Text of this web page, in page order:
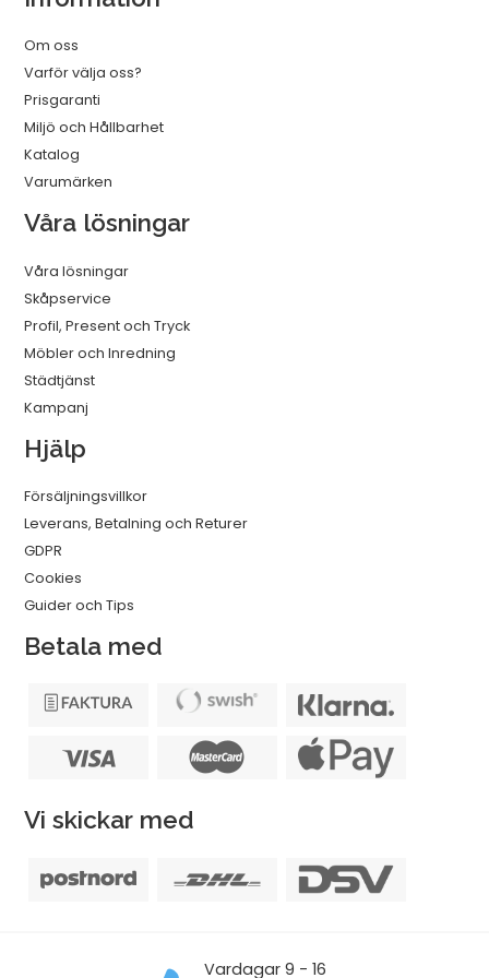
Om oss
Varför välja oss?
Prisgaranti
Miljö och Hållbarhet
Katalog
Varumärken
Våra lösningar
Våra lösningar
Skåpservice
Profil, Present och Tryck
Möbler och Inredning
Städtjänst
Kampanj
Hjälp
Försäljningsvillkor
Leverans, Betalning och Returer
GDPR
Cookies
Guider och Tips
Betala med
Vi skickar med
Vardagar 9 - 16